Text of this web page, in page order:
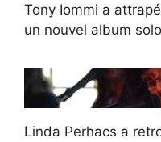
Tony Iommi a
un nouvel album
Linda Perhacs a